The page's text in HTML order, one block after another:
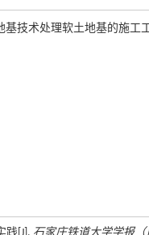
技术处理软土地基的施工工